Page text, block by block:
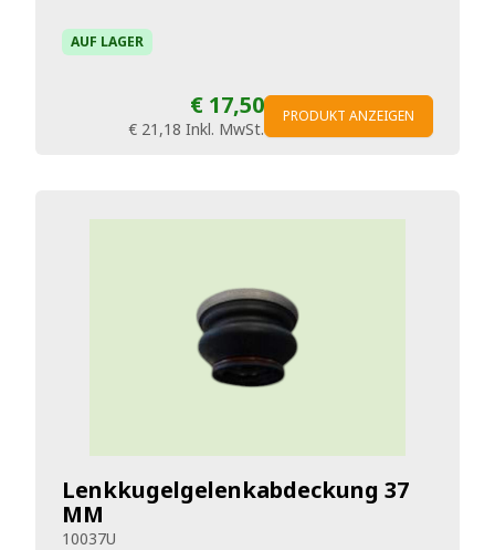
AUF LAGER
€ 17,50
€ 21,18 Inkl. MwSt.
PRODUKT ANZEIGEN
Lenkkugelgelenkabdeckung 37
MM
10037U